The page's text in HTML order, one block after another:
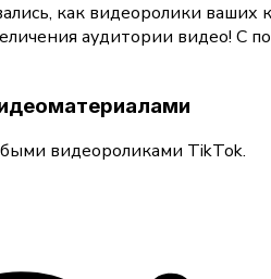
как видеоролики ваших
аудитории видео! С
видеороликами TikTok.